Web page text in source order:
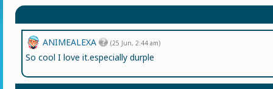
ANIMEALEXA (25 Jun, 2:44 am)
So cool I love it.especially durple